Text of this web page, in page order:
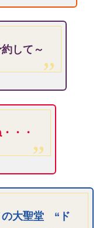
して～
・・
の大聖堂 “ド